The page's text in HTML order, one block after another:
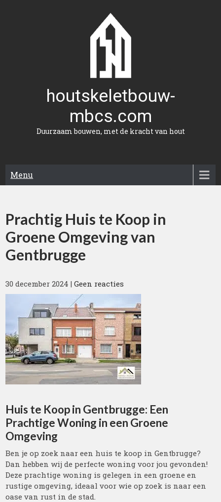
houtskeletbouw-
mbcs.com
Duurzaam bouwen, met de kracht van hout
Menu
Prachtig Huis te Koop in
Groene Omgeving van
Gentbrugge
30 december 2024 |Geen reacties
Huis te Koop in Gentbrugge: Een
Prachtige Woning in een Groene
Omgeving
Ben je op zoek naar een huis te koop in Gentbrugge?
Dan hebben wij de perfecte woning voor jou gevonden!
Deze prachtige woning is gelegen in een groene en
rustige omgeving, ideaal voor wie op zoek is naar een
oase van rust in de stad.